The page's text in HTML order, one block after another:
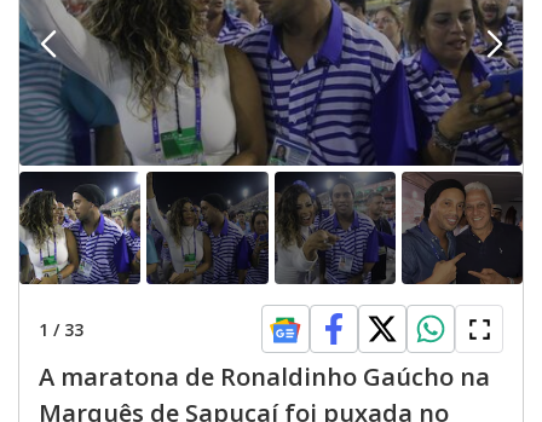
1 / 33
A maratona de Ronaldinho Gaúcho na
Marquês de Sapucaí foi puxada no